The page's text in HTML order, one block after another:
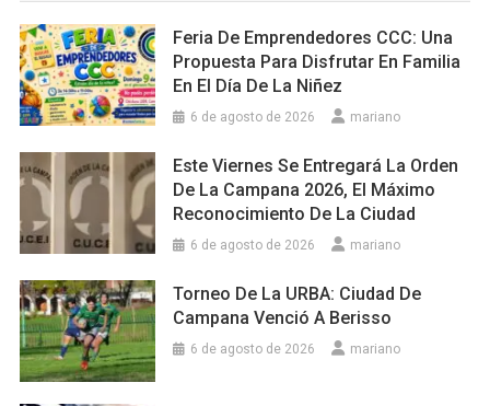
Feria De Emprendedores CCC: Una
Propuesta Para Disfrutar En Familia
En El Día De La Niñez
6 de agosto de 2026 mariano
Este Viernes Se Entregará La Orden
De La Campana 2026, El Máximo
Reconocimiento De La Ciudad
6 de agosto de 2026 mariano
Torneo De La URBA: Ciudad De
Campana Venció A Berisso
6 de agosto de 2026 mariano